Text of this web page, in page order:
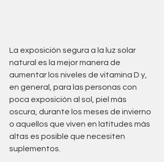
La exposición segura a la luz solar
natural es la mejor manera de
aumentar los niveles de vitamina D y,
en general, para las personas con
poca exposición al sol, piel más
oscura, durante los meses de invierno
o aquellos que viven en latitudes más
altas es posible que necesiten
suplementos.